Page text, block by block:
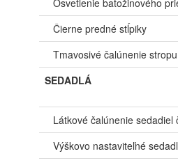
Čierne predné stĺpiky
Tmavosivé čalúnenie stropu
SEDADLÁ
Látkové čalúnenie sedadiel
Výškovo nastaviteľné